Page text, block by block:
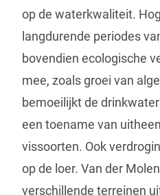
op de waterkwaliteit.
langdurende periodes
bovendien ecologische
mee, zoals groei van
bemoeilijkt de
een toename van
vissoorten. Ook
op de loer. Van der
verschillende terreinen